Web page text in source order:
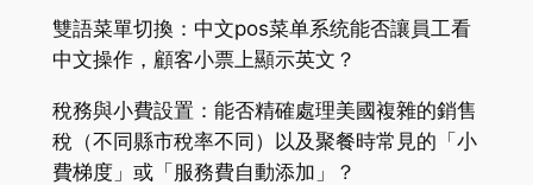
雙語菜單切換：中文pos菜单系统能否讓員工看
中文操作，顧客小票上顯示英文？
稅務與小費設置：能否精確處理美國複雜的銷售
稅（不同縣市稅率不同）以及聚餐時常見的「小
費梯度」或「服務費自動添加」？